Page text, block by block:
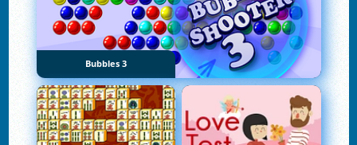
Bubbles 3